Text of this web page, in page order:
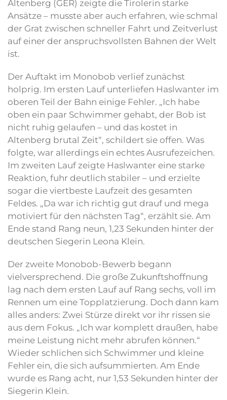
Altenberg (GER) zeigte die Tirolerin starke
Ansätze – musste aber auch erfahren, wie schmal
der Grat zwischen schneller Fahrt und Zeitverlust
auf einer der anspruchsvollsten Bahnen der Welt
ist.
Der Auftakt im Monobob verlief zunächst
holprig. Im ersten Lauf unterliefen Haslwanter im
oberen Teil der Bahn einige Fehler. „Ich habe
oben ein paar Schwimmer gehabt, der Bob ist
nicht ruhig gelaufen – und das kostet in
Altenberg brutal Zeit“, schildert sie offen. Was
folgte, war allerdings ein echtes Ausrufezeichen.
Im zweiten Lauf zeigte Haslwanter eine starke
Reaktion, fuhr deutlich stabiler – und erzielte
sogar die viertbeste Laufzeit des gesamten
Feldes. „Da war ich richtig gut drauf und mega
motiviert für den nächsten Tag“, erzählt sie. Am
Ende stand Rang neun, 1,23 Sekunden hinter der
deutschen Siegerin Leona Klein.
Der zweite Monobob-Bewerb begann
vielversprechend. Die große Zukunftshoffnung
lag nach dem ersten Lauf auf Rang sechs, voll im
Rennen um eine Topplatzierung. Doch dann kam
alles anders: Zwei Stürze direkt vor ihr rissen sie
aus dem Fokus. „Ich war komplett draußen, habe
meine Leistung nicht mehr abrufen können.“
Wieder schlichen sich Schwimmer und kleine
Fehler ein, die sich aufsummierten. Am Ende
wurde es Rang acht, nur 1,53 Sekunden hinter der
Siegerin Klein.